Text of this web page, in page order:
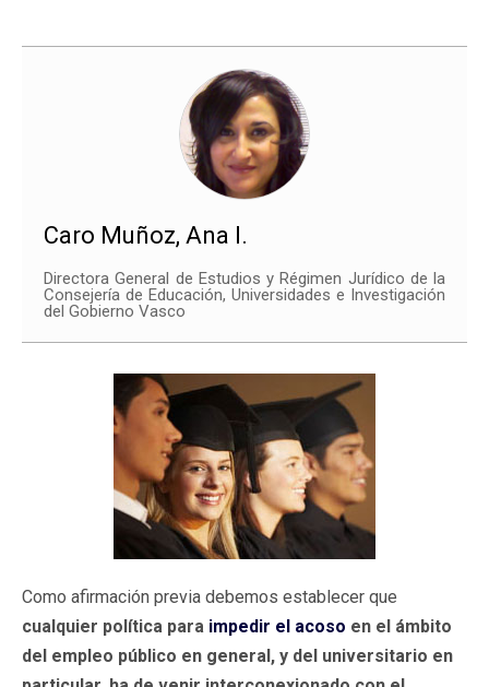
Caro Muñoz, Ana I.
Directora General de Estudios y Régimen Jurídico de la
Consejería de Educación, Universidades e Investigación
del Gobierno Vasco
Como afirmación previa debemos establecer que
cualquier política para impedir el acoso en el ámbito
del empleo público en general, y del universitario en